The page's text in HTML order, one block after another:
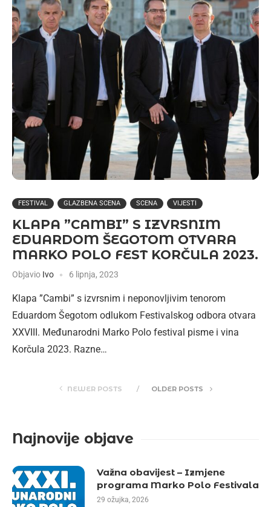
FESTIVAL GLAZBENA SCENA SCENA VIJESTI
KLAPA ”CAMBI” S IZVRSNIM
EDUARDOM ŠEGOTOM OTVARA
MARKO POLO FEST KORČULA 2023.
Objavio Ivo 6 lipnja, 2023
Klapa ”Cambi” s izvrsnim i neponovljivim tenorom
Eduardom Šegotom odlukom Festivalskog odbora otvara
XXVIII. Međunarodni Marko Polo festival pisme i vina
Korčula 2023. Razne…
NEWER POSTS OLDER POSTS
Najnovije objave
Važna obavijest – Izmjene
programa Marko Polo Festivala
29 ožujka, 2026